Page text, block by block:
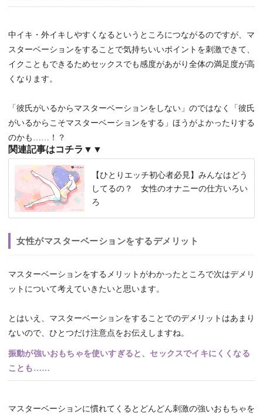
中イキ・外イキしやすくなるというところにつながるのですが、マ
スターベーションをすることで気持ちいいポイントを刺激できて、
イクこともできるためセックスでも感度があがり全体の満足度が高
くなります。
「彼氏がいるからマスターベーションをしない」のではなく「彼氏
がいるからこそマスターベーションをする」ほうがよかったりする
のかも……！？
関連記事はコチラ▼▼
【ひとりエッチ初心者必見】みんなはどう
してるの？ 女性のオナニーの仕方いろい
ろ
女性がマスターベーションをするデメリット
マスターベーションをするメリットがわかったところで次はデメリ
ットについて考えていきたいと思います。
とはいえ、マスターベーションをすることでのデメリットはあまり
ないので、ひとつだけ注意点をお伝えしますね。
振動が強いおもちゃを使いすぎると、セックスでイキにくくなる
ことも……
マスターベーションに慣れてくるとどんどん刺激の強いおもちゃを